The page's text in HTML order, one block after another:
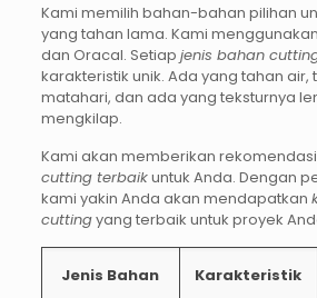
Kami memilih bahan-bahan pilihan
yang tahan lama. Kami
dan Oracal. Setiap jenis bahan
karakteristik unik. Ada yang tahan air,
matahari, dan ada yang teksturnya
mengkilap.
Kami akan memberikan rekomendasi
cutting terbaikuntuk Anda. Dengan
kami yakin Anda akan mendapatkan
cuttingyang terbaik untuk proyek
Jenis Bahan Karakteristik